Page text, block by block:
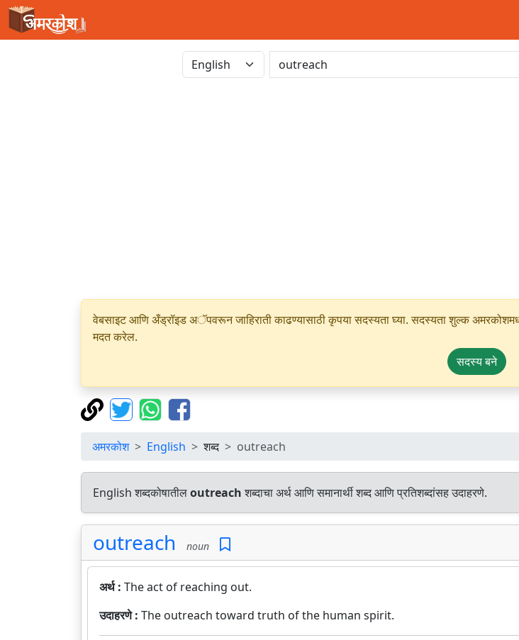
वेबसाइट आणि अँड्रॉइड अॅपवरून जाहिराती काढण्यासाठी कृपया सदस्यता घ्या. सदस्यता शुल्क
मदत करेल.
सदस्य बने
अमरकोश English शब्द outreach
English शब्दकोषातीलoutreachशब्दाचा अर्थ आणि समानार्थी शब्द आणि प्रतिशब्दांसह उदाहरणे.
outreach noun
अर्थ : The act of reaching out.
उदाहरणे : The outreach toward truth of the human spirit.